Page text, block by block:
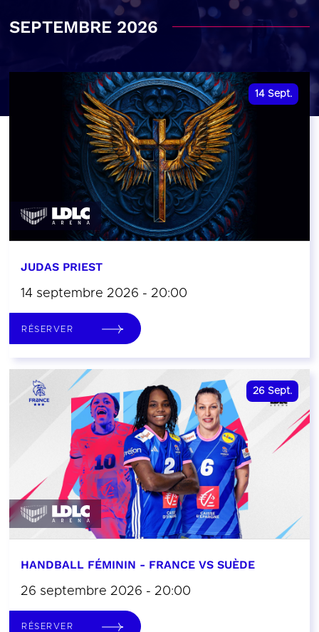
SEPTEMBRE 2026
14 Sept.
JUDAS PRIEST
14 septembre 2026 - 20:00
RÉSERVER
26 Sept.
HANDBALL FÉMININ - FRANCE VS SUÈDE
26 septembre 2026 - 20:00
RÉSERVER